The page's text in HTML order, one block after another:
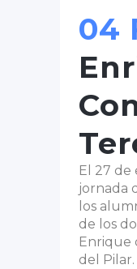
04
El 27 de
jornada
los
de los
Enrique
del